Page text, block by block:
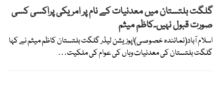
گلگت بلتستان میں معدنیات کے نام پر امریکی پراکسی کسی
صورت قبول نہیں۔کاظم میثم
اسلام آباد(نمائندہ خصوصی)اپوزیشن لیڈر گلگت بلتستان کاظم میثم نے کہا
گلگت بلتستان کی معدنیات وہاں کی عوام کی ملکیت…